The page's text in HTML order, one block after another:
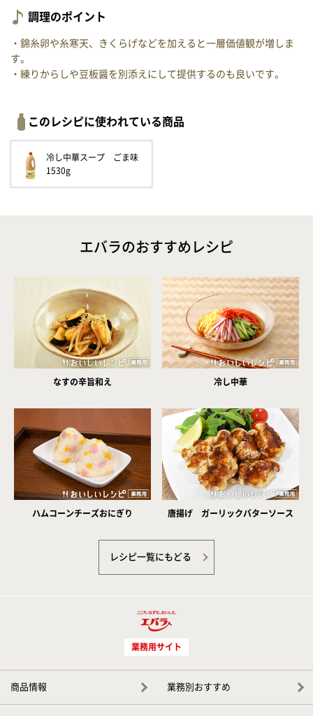
調理のポイント
・錦糸卵や糸寒天、きくらげなどを加えると一層価値観が増しま
す。
・練りからしや豆板醤を別添えにして提供するのも良いです。
このレシピに使われている商品
冷し中華スープ ごま味
1530g
エバラのおすすめレシピ
なすの辛旨和え 冷し中華
ハムコーンチーズおにぎり 唐揚げ ガーリックバターソース
レシピ一覧にもどる
業務用サイト
商品情報 業務別おすすめ